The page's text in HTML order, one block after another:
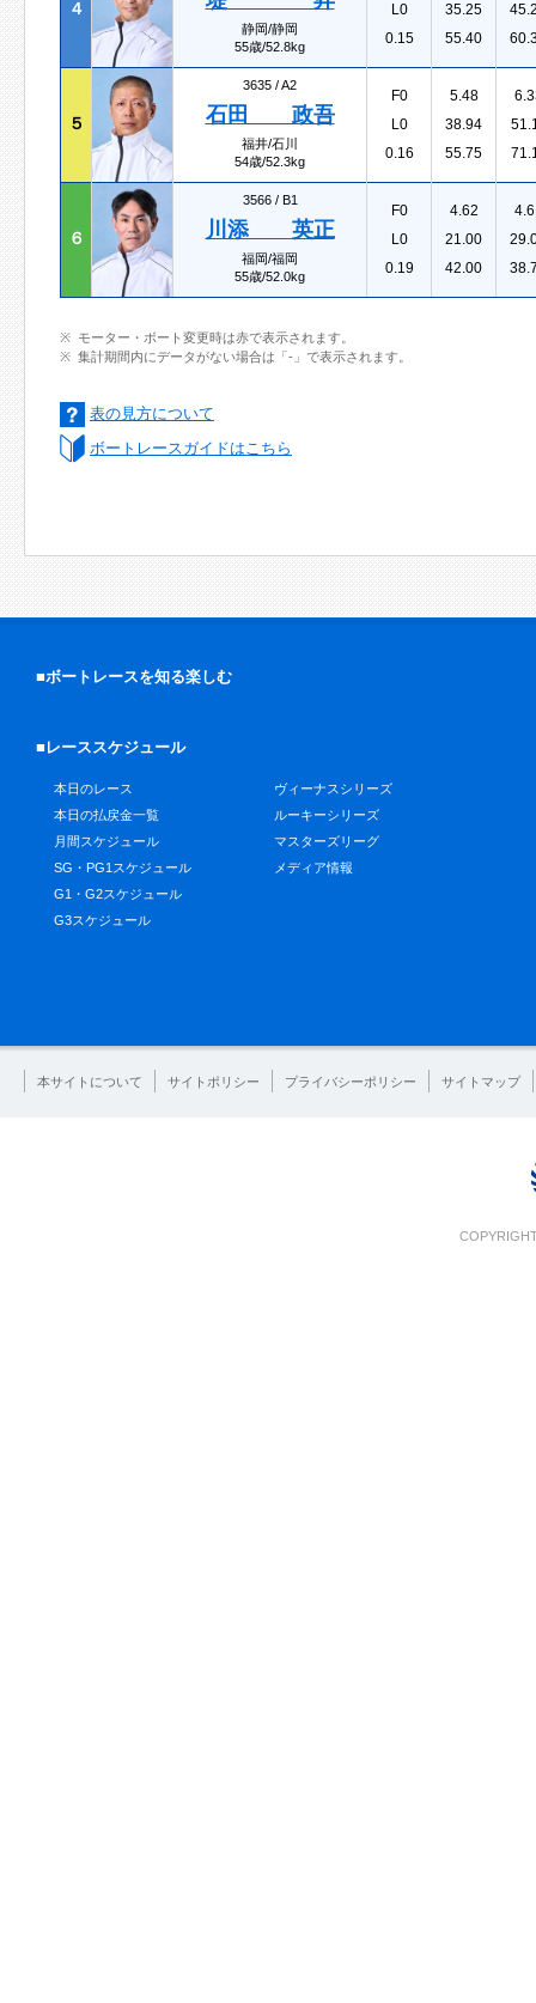
４
静岡/静岡
55歳/52.8kg
L0
0.15
35.25
55.40
５
3635 /A2
石田 政吾
福井/石川
54歳/52.3kg
F0
L0
0.16
5.48
38.94
55.75
６
3566 / B1
川添 英正
福岡/福岡
55歳/52.0kg
F0
L0
0.19
4.62
21.00
42.00
モーター・ボート変更時は赤で表示されます。
集計期間内にデータがない場合は「-」で表示されます。
表の見方について
ボートレースガイドはこちら
■ボートレースを知る楽しむ
■レーススケジュール
本日のレース
本日の払戻金一覧
月間スケジュール
SG・PG1スケジュール
G1・G2スケジュール
G3スケジュール
ヴィーナスシリーズ
ルーキーシリーズ
マスターズリーグ
メディア情報
本サイトについて サイトポリシー プライバシーポリシー サイトマップ